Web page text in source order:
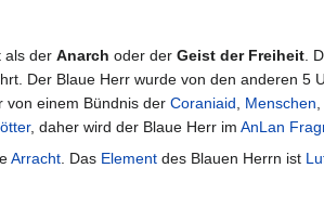
als der Anarch oder der Geist der Freiheit .
Der Blaue Herr wurde von den anderen
von einem Bündnis der Coraniaid Menschen
, daher wird der Blaue Herr im AnLan
Arracht . Das Element des Blauen Herrn ist